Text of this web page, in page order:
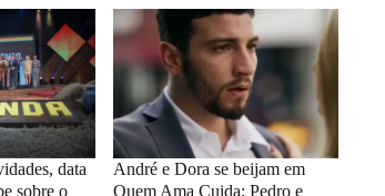
data
sobre o
André e Dora se beijam em
Quem Ama Cuida; Pedro e